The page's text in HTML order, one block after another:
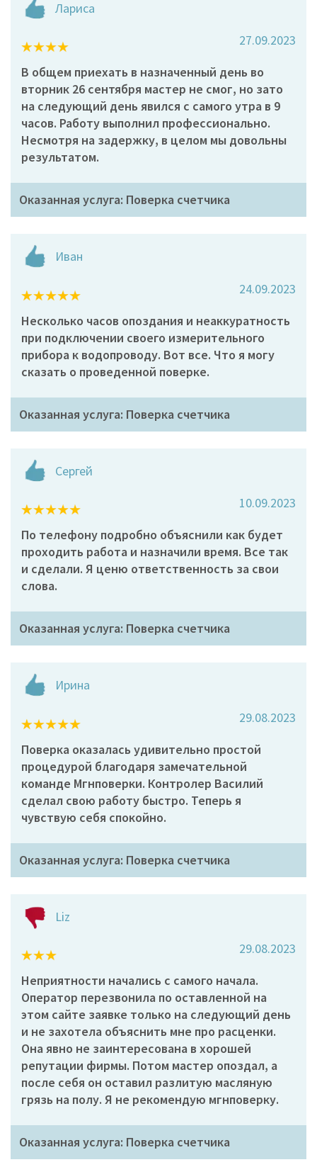
Лариса
27.09.2023
В общем приехать в назначенный день во
вторник 26 сентября мастер не смог, но зато
на следующий день явился с самого утра в 9
часов. Работу выполнил профессионально.
Несмотря на задержку, в целом мы довольны
результатом.
Оказанная услуга: Поверка счетчика
Иван
24.09.2023
Несколько часов опоздания и неаккуратность
при подключении своего измерительного
прибора к водопроводу. Вот все. Что я могу
сказать о проведенной поверке.
Оказанная услуга: Поверка счетчика
Сергей
10.09.2023
По телефону подробно объяснили как будет
проходить работа и назначили время. Все так
и сделали. Я ценю ответственность за свои
слова.
Оказанная услуга: Поверка счетчика
Ирина
29.08.2023
Поверка оказалась удивительно простой
процедурой благодаря замечательной
команде Мгнповерки. Контролер Василий
сделал свою работу быстро. Теперь я
чувствую себя спокойно.
Оказанная услуга: Поверка счетчика
Liz
29.08.2023
Неприятности начались с самого начала.
Оператор перезвонила по оставленной на
этом сайте заявке только на следующий день
и не захотела объяснить мне про расценки.
Она явно не заинтересована в хорошей
репутации фирмы. Потом мастер опоздал, а
после себя он оставил разлитую масляную
грязь на полу. Я не рекомендую мгнповерку.
Оказанная услуга: Поверка счетчика